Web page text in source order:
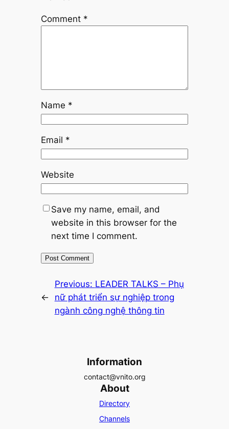
Comment *
Name *
Email *
Website
Save my name, email, and
website in this browser for the
next time I comment.
←
Previous: LEADER TALKS – Phụ
nữ phát triển sự nghiệp trong
ngành công nghệ thông tin
Information
contact@vnito.org
About
Directory
Channels